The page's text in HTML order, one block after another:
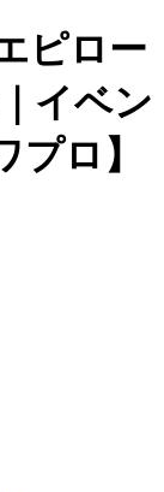
ピロー
イベン
プロ】